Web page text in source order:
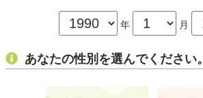
年 月
あなたの性別を選んでください。